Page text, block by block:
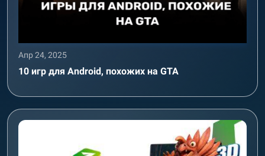
Апр 24, 2025
10 игр для Android, похожих на GTA